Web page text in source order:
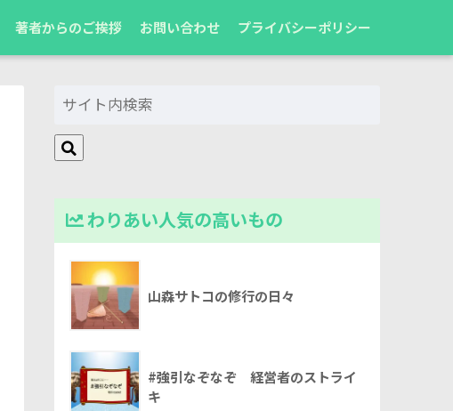
著者からのご挨拶 お問い合わせ プライバシーポリシー
わりあい人気の高いもの
山森サトコの修行の日々
#強引なぞなぞ 経営者のストライ
キ